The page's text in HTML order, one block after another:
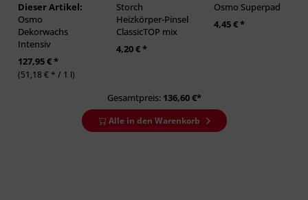
Dieser Artikel:
Osmo
Dekorwachs
Intensiv
127,95 € *
(51,18 € * / 1 l)
Storch
Heizkörper-Pinsel
ClassicTOP mix
4,20 € *
Osmo Superpad
4,45 € *
Gesamtpreis: 136,60€*
Alle in den Warenkorb